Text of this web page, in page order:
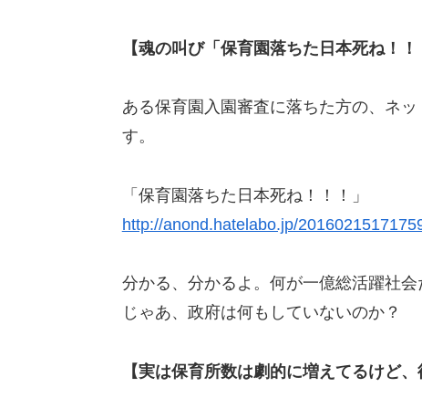
【魂の叫び「保育園落ちた日本死ね！！
ある保育園入園審査に落ちた方の、ネ
す。
「保育園落ちた日本死ね！！！」
http://anond.hatelabo.jp/
分かる、分かるよ。何が一億総活躍社
じゃあ、政府は何もしていないのか？
【実は保育所数は劇的に増えてるけど